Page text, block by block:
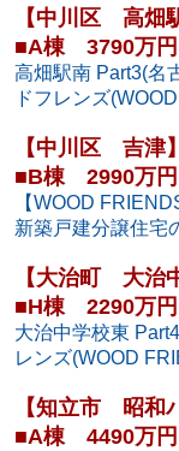
【中川区 高畑
■A棟 3790万円
高畑駅南 Part3(名
ドフレンズ
【中川区 吉津】
■B棟 2990万円
【WOOD
新築戸建分譲住宅
【大治町 大治
■H棟 2290万円
大治中学校東
レンズ(WOOD
【知立市 昭和
■A棟 4490万円